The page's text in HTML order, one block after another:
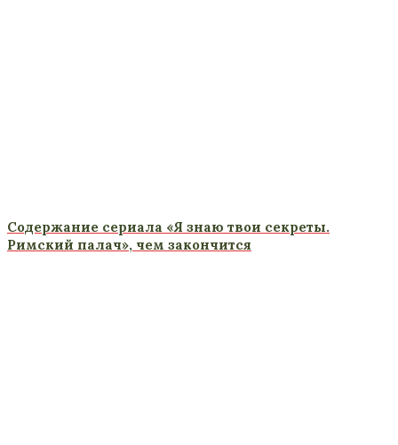
Содержание сериала «Я знаю твои секреты.
Римский палач», чем закончится